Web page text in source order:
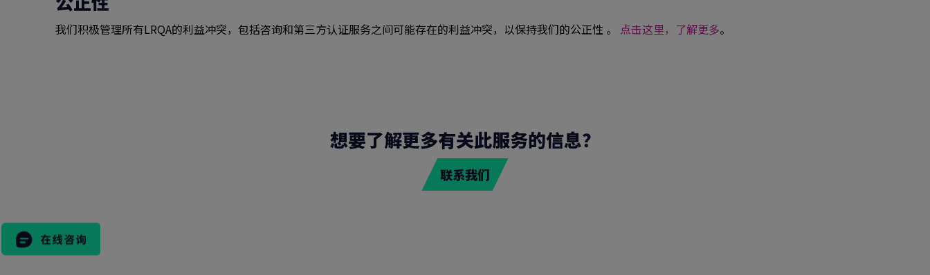
格
搜索
我们积极管理所有LRQA的利益冲突，包括咨询和第三方认证服务之间可能存在的利益冲突，以保持我们的公正性 。 点击这里，了解更多。
想要了解更多有关此服务的信息？
联系我们